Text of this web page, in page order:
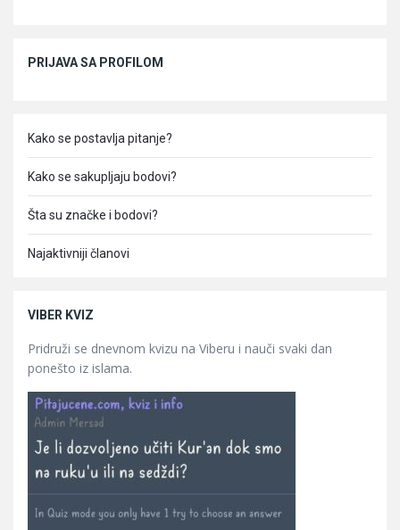
PRIJAVA SA PROFILOM
Kako se postavlja pitanje?
Kako se sakupljaju bodovi?
Šta su značke i bodovi?
Najaktivniji članovi
VIBER KVIZ
Pridruži se dnevnom kvizu na Viberu i nauči svaki dan
ponešto iz islama.